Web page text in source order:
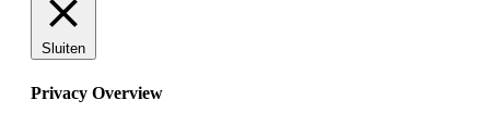
Sluiten
Privacy Overview